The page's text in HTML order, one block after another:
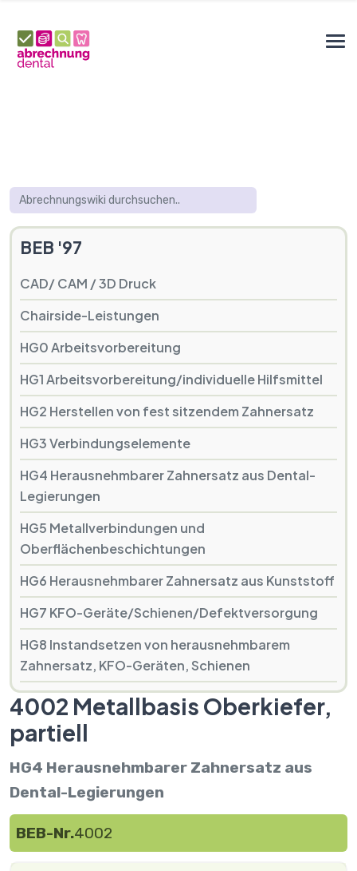
BEB '97
CAD/ CAM / 3D Druck
Chairside-Leistungen
HG0 Arbeitsvorbereitung
HG1 Arbeitsvorbereitung/individuelle Hilfsmittel
HG2 Herstellen von fest sitzendem Zahnersatz
HG3 Verbindungselemente
HG4 Herausnehmbarer Zahnersatz aus Dental-
Legierungen
HG5 Metallverbindungen und
Oberflächenbeschichtungen
HG6 Herausnehmbarer Zahnersatz aus Kunststoff
HG7 KFO-Geräte/Schienen/Defektversorgung
HG8 Instandsetzen von herausnehmbarem
Zahnersatz, KFO-Geräten, Schienen
4002 Metallbasis Oberkiefer,
partiell
HG4 Herausnehmbarer Zahnersatz aus
Dental-Legierungen
BEB-Nr.4002